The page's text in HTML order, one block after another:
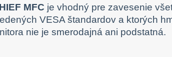
MFC je vhodný pre zavesenie
VESA štandardov a ktorých
nie je smerodajná ani podstatná.